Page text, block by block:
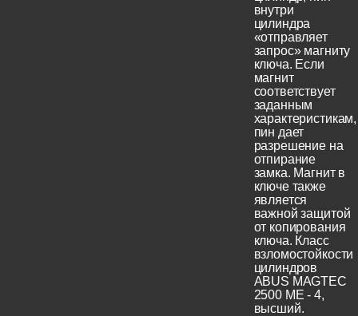
внутри
цилиндра
«отправляет
запрос» магниту
ключа. Если
магнит
соответствует
заданным
характеристикам,
пин дает
разрешение на
отпирание
замка. Магнит в
ключе также
является
важной защитой
от копирования
ключа. Класс
взломостойкости
цилиндров
ABUS MAGTEC
2500 ME - 4,
высший.